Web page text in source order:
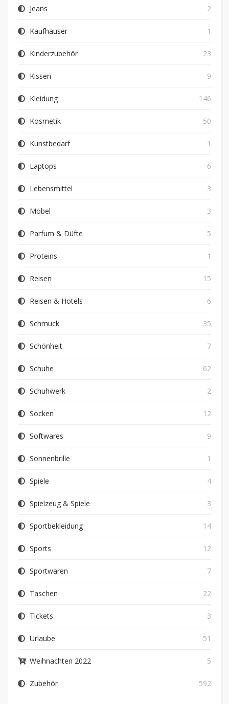
Jeans 2
Kaufhäuser 1
Kinderzubehör 23
Kissen 9
Kleidung 146
Kosmetik 50
Kunstbedarf 1
Laptops 6
Lebensmittel 3
Möbel 3
Parfum & Düfte 5
Proteins 1
Reisen 15
Reisen & Hotels 6
Schmuck 35
Schönheit 7
Schuhe 62
Schuhwerk 2
Socken 12
Softwares 9
Sonnenbrille 1
Spiele 4
Spielzeug & Spiele 3
Sportbekleidung 14
Sports 12
Sportwaren 7
Taschen 22
Tickets 3
Urlaube 51
Weihnachten 2022 5
Zubehör 592